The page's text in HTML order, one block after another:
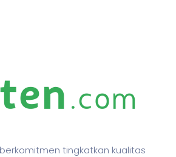
tingkatkan kualitas